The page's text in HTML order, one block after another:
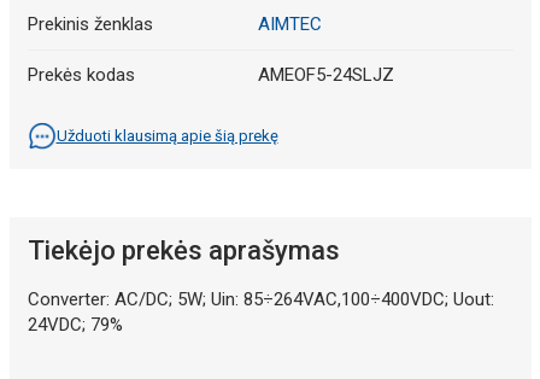
Prekinis ženklas AIMTEC
Prekės kodas AMEOF5-24SLJZ
Užduoti klausimą apie šią prekę
Tiekėjo prekės aprašymas
Converter: AC/DC; 5W; Uin: 85÷264VAC,100÷400VDC; Uout:
24VDC; 79%